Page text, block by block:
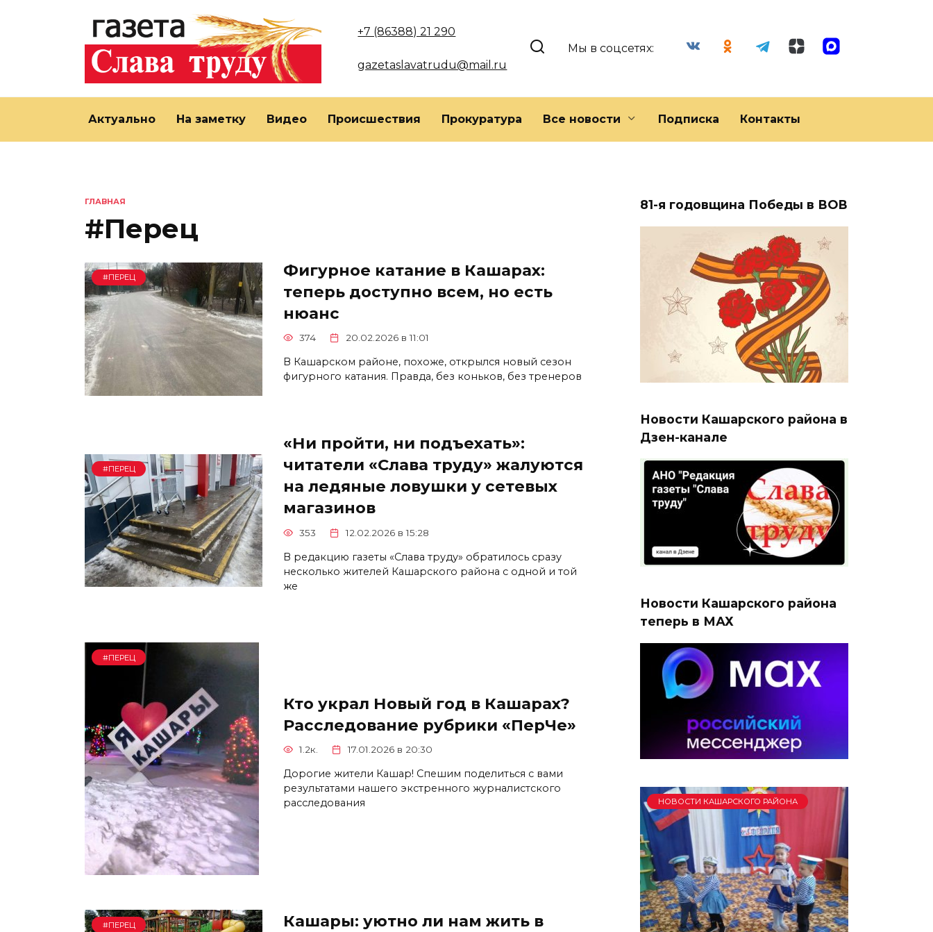
+7 (86388) 21 290
gazetaslavatrudu@mail.ru
Мы в соцсетях:
Актуально На заметку Видео Происшествия Прокуратура Все новости Подписка Контакты
ГЛАВНАЯ
#Перец
#ПЕРЕЦ
Фигурное катание в Кашарах:
теперь доступно всем, но есть
нюанс
374 20.02.2026 в 11:01
В Кашарском районе, похоже, открылся новый сезон
фигурного катания. Правда, без коньков, без тренеров
#ПЕРЕЦ
«Ни пройти, ни подъехать»:
читатели «Слава труду» жалуются
на ледяные ловушки у сетевых
магазинов
353 12.02.2026 в 15:28
В редакцию газеты «Слава труду» обратилось сразу
несколько жителей Кашарского района с одной и той
же
#ПЕРЕЦ
Кто украл Новый год в Кашарах?
Расследование рубрики «ПерЧе»
1.2к. 17.01.2026 в 20:30
Дорогие жители Кашар! Спешим поделиться с вами
результатами нашего экстренного журналистского
расследования
#ПЕРЕЦ
Кашары: уютно ли нам жить в
81-я годовщина Победы в ВОВ
Новости Кашарского района в
Дзен-канале
Новости Кашарского района
теперь в МАХ
НОВОСТИ КАШАРСКОГО РАЙОНА